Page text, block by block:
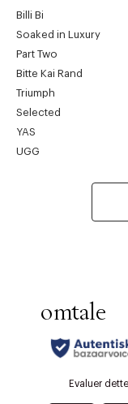
Billi Bi
Soaked in Luxury
Part Two
Bitte Kai Rand
Triumph
Selected
YAS
UGG